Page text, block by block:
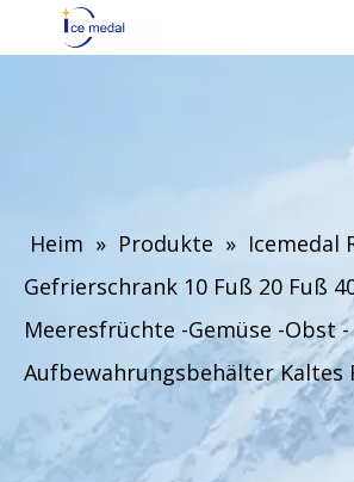
Heim » Produkte » Icemedal
Gefrierschrank 10 Fuß 20 Fuß
Meeresfrüchte -Gemüse -Obst -
Aufbewahrungsbehälter Kaltes